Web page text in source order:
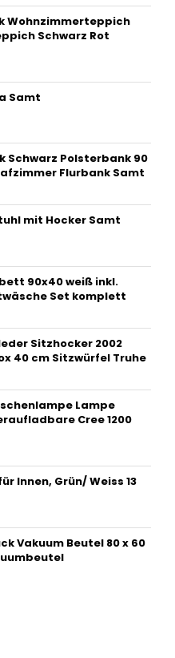
Wohnzimmerteppich
Schwarz Rot
Samt
Schwarz Polsterbank 90
Flurbank Samt
mit Hocker Samt
90x40 weiß inkl.
Set komplett
Sitzhocker 2002
40 cm Sitzwürfel Truhe
Lampe
Cree 1200
Innen, Grün/ Weiss 13
Vakuum Beutel 80 x 60